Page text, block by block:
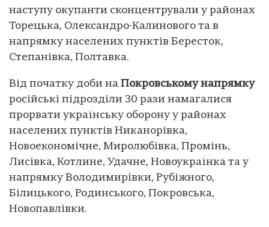
наступу окупанти сконцентрували у районах
Торецька, Олександро-Калинового та в
напрямку населених пунктів Бересток,
Степанівка, Полтавка.
Від початку доби на Покровському напрямку
російські підрозділи 30 рази намагалися
прорвати українську оборону у районах
населених пунктів Никанорівка,
Новоекономічне, Миролюбівка, Промінь,
Лисівка, Котлине, Удачне, Новоукраїнка та у
напрямку Володимирівки, Рубіжного,
Білицького, Родинського, Покровська,
Новопавлівки.